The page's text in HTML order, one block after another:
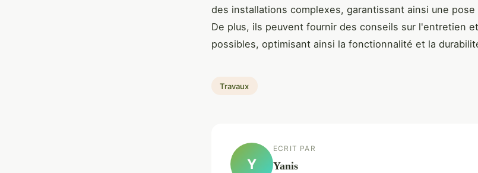
des installations complexes, garantissant ainsi une
De plus, ils peuvent fournir des conseils sur l'entretien
possibles, optimisant ainsi la fonctionnalité et la
Travaux
Y
ECRIT PAR
Yanis